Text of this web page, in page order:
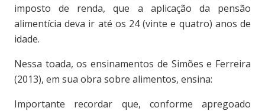
imposto de renda, que a aplicação da pensão
alimentícia deva ir até os 24 (vinte e quatro) anos de
idade.
Nessa toada, os ensinamentos de Simões e Ferreira
(2013), em sua obra sobre alimentos, ensina:
Importante recordar que, conforme apregoado